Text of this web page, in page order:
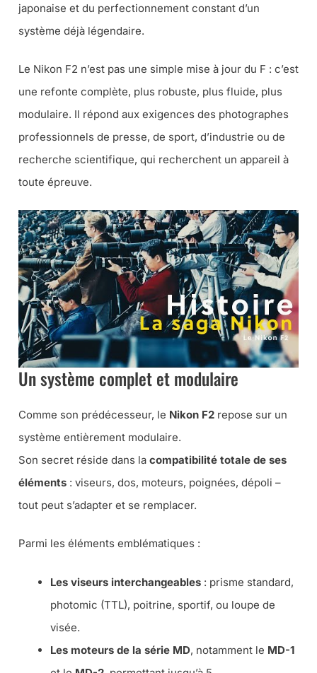
japonaise et du perfectionnement constant d’un
système déjà légendaire.
Le Nikon F2 n’est pas une simple mise à jour du F : c’est
une refonte complète, plus robuste, plus fluide, plus
modulaire. Il répond aux exigences des photographes
professionnels de presse, de sport, d’industrie ou de
recherche scientifique, qui recherchent un appareil à
toute épreuve.
Un système complet et modulaire
Comme son prédécesseur, le Nikon F2 repose sur un
système entièrement modulaire.
Son secret réside dans la compatibilité totale de ses
éléments : viseurs, dos, moteurs, poignées, dépoli –
tout peut s’adapter et se remplacer.
Parmi les éléments emblématiques :
Les viseurs interchangeables : prisme standard,
photomic (TTL), poitrine, sportif, ou loupe de
visée.
Les moteurs de la série MD, notamment le MD-1